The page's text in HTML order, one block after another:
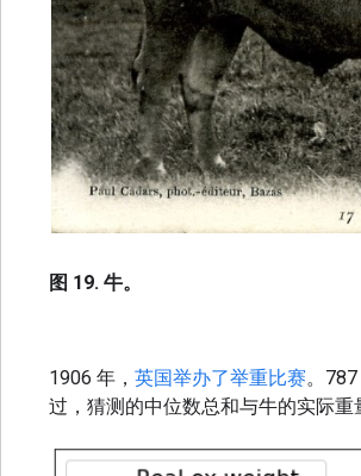
图 19. 牛。
1906 年， 英国举办了举重比赛。
过，猜测的中位数总和与牛的实际重